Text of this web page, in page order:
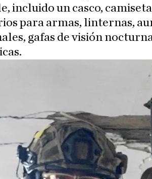
incluido un casco,
para armas, linternas,
gafas de visión